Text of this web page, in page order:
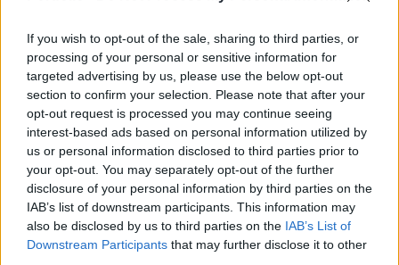
If you wish to opt-out of the sale, sharing to third parties, or
processing of your personal or sensitive information for
targeted advertising by us, please use the below opt-out
section to confirm your selection. Please note that after your
opt-out request is processed you may continue seeing
interest-based ads based on personal information utilized by
us or personal information disclosed to third parties prior to
your opt-out. You may separately opt-out of the further
disclosure of your personal information by third parties on the
IAB’s list of downstream participants. This information may
also be disclosed by us to third parties on the IAB’s List of
Downstream Participants that may further disclose it to other
öreg kontinensre – írja a Wall Street Journal.
Az EU-s döntéshozók több napig rágódtak azon, hogy a
turizmusból fakadó bevételeket vagy a koronavírus
második hulláma elleni védekezést priorizálják-e, végül
többségében inkább az utóbbi mellett tették le a voksot. Az
EU-ba július 1-től Kanada, Új-Zéland, Ausztrália, Dél-Korea,
Japán, Georgia (Grúzia), Uruguay, Marokkó, Tunézia,
Algéria, Szerbia, Montenegró, Rwanda...
KEDVES OLVASÓNK!